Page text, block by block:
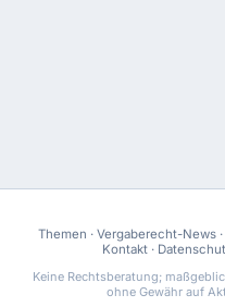
Themen · Vergaberecht-News ·
Kontakt·
Keine Rechtsberatung;
ohne Gewähr auf